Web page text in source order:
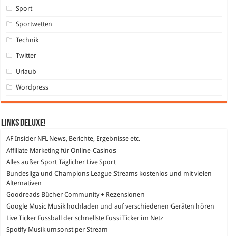
Sport
Sportwetten
Technik
Twitter
Urlaub
Wordpress
Links DeLuXe!
AF Insider NFL News, Berichte, Ergebnisse etc.
Affiliate Marketing für Online-Casinos
Alles außer SportTäglicher Live Sport
Bundesliga und Champions League Streams kostenlos und mit vielen
Alternativen
Goodreads Bücher Community + Rezensionen
Google Music Musik hochladen und auf verschiedenen Geräten hören
Live Ticker Fussball
der schnellste Fussi Ticker im Netz
SpotifyMusik umsonst per Stream